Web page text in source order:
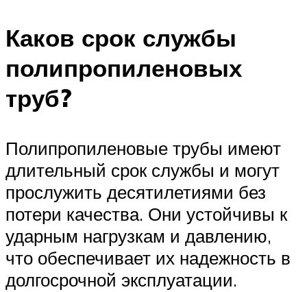
Каков срок службы
полипропиленовых
труб?
Полипропиленовые трубы имеют
длительный срок службы и могут
прослужить десятилетиями без
потери качества. Они устойчивы к
ударным нагрузкам и давлению,
что обеспечивает их надежность в
долгосрочной эксплуатации.